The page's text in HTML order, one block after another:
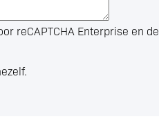
reCAPTCHA Enterprise en